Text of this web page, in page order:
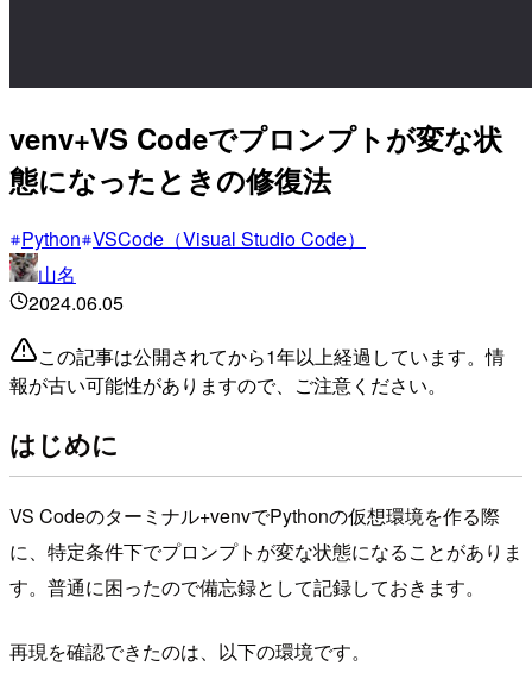
venv+VS Codeでプロンプトが変な状
態になったときの修復法
Python VSCode（Visual Studio Code）
山名
2024.06.05
この記事は公開されてから1年以上経過しています。情
報が古い可能性がありますので、ご注意ください。
はじめに
VS Codeのターミナル+venvでPythonの仮想環境を作る際
に、特定条件下でプロンプトが変な状態になることがありま
す。普通に困ったので備忘録として記録しておきます。
再現を確認できたのは、以下の環境です。